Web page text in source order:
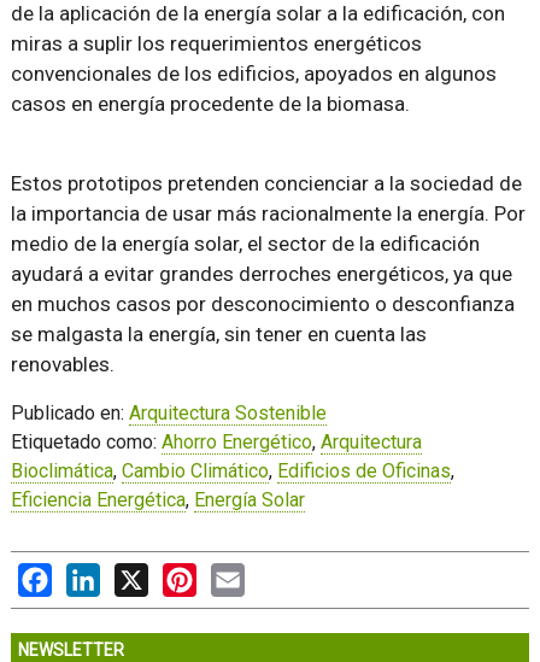
de la aplicación de la energía solar a la edificación, con
miras a suplir los requerimientos energéticos
convencionales de los edificios, apoyados en algunos
casos en energía procedente de la biomasa.
Estos prototipos pretenden concienciar a la sociedad de
la importancia de usar más racionalmente la energía. Por
medio de la energía solar, el sector de la edificación
ayudará a evitar grandes derroches energéticos, ya que
en muchos casos por desconocimiento o desconfianza
se malgasta la energía, sin tener en cuenta las
renovables.
Publicado en: Arquitectura Sostenible
Etiquetado como: Ahorro Energético, Arquitectura
Bioclimática, Cambio Climático, Edificios de Oficinas,
Eficiencia Energética, Energía Solar
FacebookLinkedIn
X PinterestEmail
NEWSLETTER